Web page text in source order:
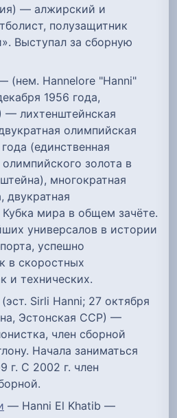
— алжирский и
полузащитник
Выступал за сборную
(нем. Hannelore "Hanni"
1956 года,
— лихтенштейнская
олимпийская
(единственная
золота в
многократная
двукратная
Кубка мира в общем зачёте.
универсалов в истории
успешно
в скоростных
и технических.
Sirli Hanni; 27 октября
Эстонская ССР) —
член сборной
Начала заниматься
г. С 2002 г. член
— Hanni El Khatib —